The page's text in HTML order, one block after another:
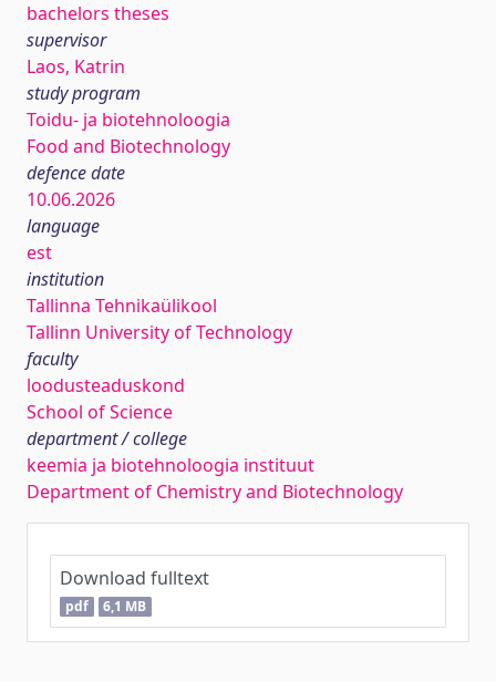
bachelors theses
supervisor
Laos, Katrin
study program
Toidu- ja biotehnoloogia
Food and Biotechnology
defence date
10.06.2026
language
est
institution
Tallinna Tehnikaülikool
Tallinn University of Technology
faculty
loodusteaduskond
School of Science
department / college
keemia ja biotehnoloogia instituut
Department of Chemistry and Biotechnology
Download fulltext
pdf 6,1 MB